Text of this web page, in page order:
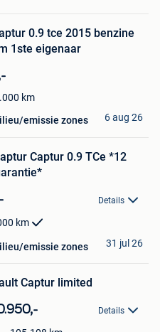
0.9 tce 2015 benzine
1ste eigenaar
km
emissie zones 6 aug 26
Captur 0.9 TCe *12
Details
km
emissie zones 31 jul 26
Captur limited
Details